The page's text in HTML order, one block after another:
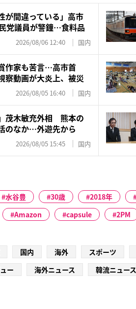
が間違っている」高市
党議員が警鐘…食料品
2026/08/06 12:40 国内
作家も苦言…高市首
動画が大炎上、被災
2026/08/05 16:40 国内
茂木敏充外相 熊本の
のなか…外遊先から
2026/08/05 15:45 国内
水谷豊 30歳 2018年
Amazon capsule 2PM
国内 海外 スポーツ
ー 海外ニュース 韓流ニュース